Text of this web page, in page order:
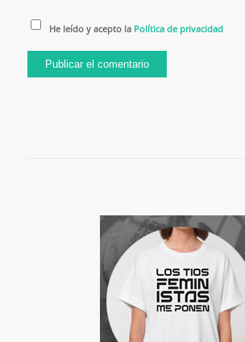
He leído y acepto la Política de privacidad